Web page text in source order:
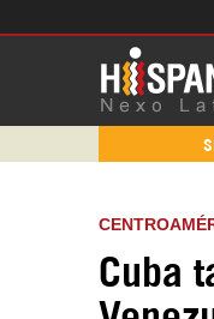
Cuba